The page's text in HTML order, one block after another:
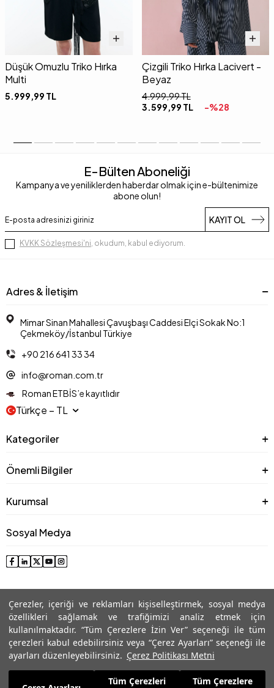
Çerezler, içeriği ve reklamları kişiselleştirmek, sosyal medya
özellikleri sağlamak ve trafiğimizi analiz etmek için
kullanılmaktadır. “Tüm Çerezlere İzin Ver” seçeneği ile tüm
çerezleri kabul edebilirsiniz veya “Çerez Ayarları” seçeneği ile
ayarları düzenleyebilirsiniz. Çerez Politikası Metni
Tüm Çerezleri Tüm Çerezlere
9.499,99TL
Düşük Omuzlu Triko Hırka
Multi
5.999,99 TL
Çizgili Triko Hırka Lacivert -
Beyaz
4.999,99TL
3.599,99 TL -%28
E-Bülten Aboneliği
Kampanya ve yeniliklerden haberdar olmak için e-bültenimize
abone olun!
KAYIT OL
KVKK Sözleşmesi'ni, okudum, kabul ediyorum.
Adres & İletişim
Mimar Sinan Mahallesi Çavuşbaşı Caddesi Elçi Sokak No:1
Çekmeköy/İstanbul Türkiye
+90 216 641 33 34
info@roman.com.tr
Roman ETBİS’e kayıtlıdır
Türkçe − TL
Kategoriler
Önemli Bilgiler
Kurumsal
Sosyal Medya
© 2025 Roman® Tüm Hakları Saklıdır, İzinsiz kullanılamaz